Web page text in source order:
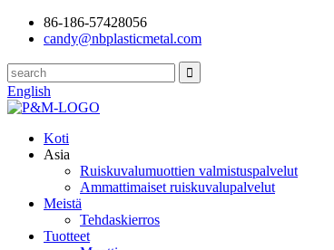
86-186-57428056
candy@nbplasticmetal.com
English
Koti
Asia
Ruiskuvalumuottien valmistuspalvelut
Ammattimaiset ruiskuvalupalvelut
Meistä
Tehdaskierros
Tuotteet